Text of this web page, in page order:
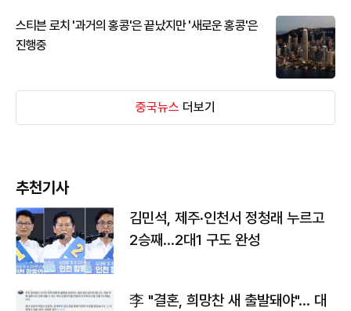
스티븐 로치 '과거의 홍콩'은 끝났지만 '새로운 홍콩'은
진행중
중국뉴스 더보기
추천기사
김민석, 제주·인천서 정청래 누르고
2승째…2대1 구도 완성
李 "결혼, 희망찬 새 출발돼야"… 대